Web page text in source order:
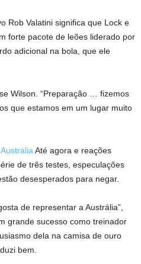
Rob Valatini significa que Lock e
forte pacote de leões liderado por
adicional na bola, que ele
Wilson. “Preparação … fizemos
que estamos em um lugar muito
Até agora e reações
de três testes, especulações
desesperados para negar.
de representar a Austrália”,
grande sucesso como treinador
dela na camisa de ouro
bem.